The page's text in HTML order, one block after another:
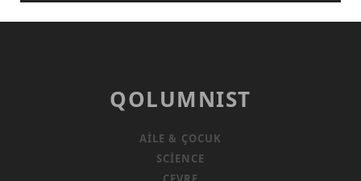
QOLUMNIST
AILE & ÇOCUK
SCIENCE